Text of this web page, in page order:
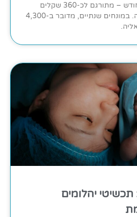
הזה – 1.5 נקודות לחודש – מתורגם לכ-360 שקלים
בחודש שהיא מפסידה. במונחים שנתיים, מדובר ב-4,300
יהלומים